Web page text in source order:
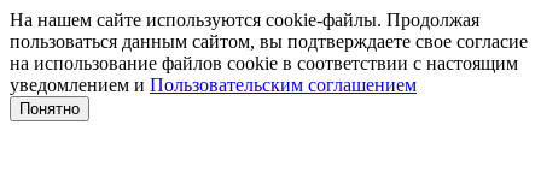
На нашем сайте используются cookie-файлы. Продолжая
пользоваться данным сайтом, вы подтверждаете свое согласие
на использование файлов cookie в соответствии с настоящим
уведомлением и Пользовательским соглашением
Понятно